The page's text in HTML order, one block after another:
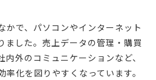
かで、パソコンやインターネット
ました。売上データの管理・購買
外のコミュニケーションなど、
化を図りやすくなっています。